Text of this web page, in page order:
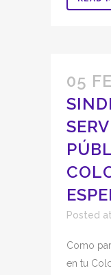
05
Posted
Como
en tu